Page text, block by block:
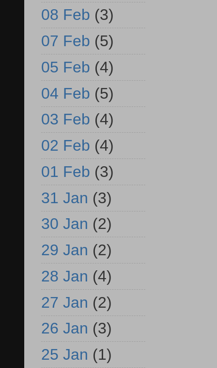
08 Feb (3)
07 Feb (5)
05 Feb (4)
04 Feb (5)
03 Feb (4)
02 Feb (4)
01 Feb (3)
31 Jan (3)
30 Jan (2)
29 Jan (2)
28 Jan (4)
27 Jan (2)
26 Jan (3)
25 Jan (1)